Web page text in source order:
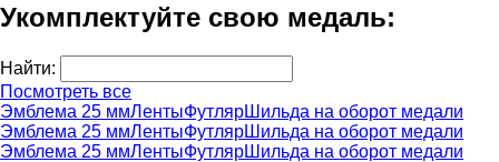
Укомплектуйте свою медаль:
Найти:
Посмотреть все
Эмблема 25 ммЛентыФутлярШильда на оборот медали
Эмблема 25 ммЛентыФутлярШильда на оборот медали
Эмблема 25 ммЛентыФутлярШильда на оборот медали